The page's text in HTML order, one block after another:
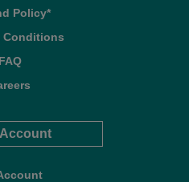
Policy*
Conditions
FAQ